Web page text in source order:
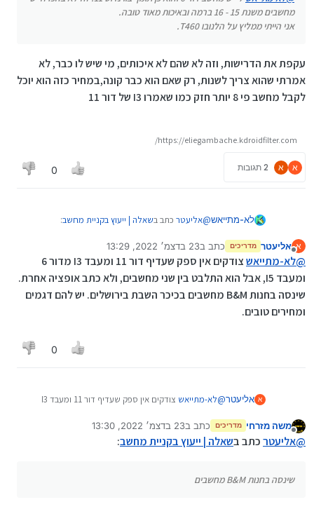
מחשבים משנת 15 - 16 ברמה ובאיכות מאוד טובה.
אני הייתי ממליץ על הלנובו T460.
עקפת את הדרישות, וזה לא שהם לא איכותים, מי שיש לו כבר, לא
אמרתי שהוא צריך לשנות, רק שאם הוא כבר קונה,במחיר כזה הוא יוכל
לקבל מחשב פי 8 יותר חזק כמו שאמרו I3 של דור 11
https://eliegambache.kdroidfilter.com/
א א 2 תגובות 0
לא-מתייאש@אליעטר כתב בשאלה | ייעוץ בקניית מחשב:
@לא-מתייאש
לי יש מחשב דור 6 והוא כן תומך
16 ברמה ובאיכות מאוד טובה.
אני הייתי ממליץ על הלנובו T460.
עקפת את הדרישות, וזה לא שהם לא איכותים, מי שיש
לו כבר, לא אמרתי שהוא צריך לשנות, רק שאם הוא כבר
א
מנותק
אליעטר מדריכים כתב ב23 בדצמ׳ 2022, 13:29
נערך לאחרונה על ידי
@לא-מתייאש
צודקים אין ספק שעדיף דור 11 ומעבד I3 מדור 6
ומעבד I5, אבל הוא התלבט בין שני מחשבים, ולא כתב אופציה אחרת.
שינסה בחנות B&M מחשבים בכיכר השבת בירושלים. יש להם דגמים
ומחירים טובים.
0
א אליעטר@לא-מתייאש
צודקים אין ספק שעדיף דור 11 ומעבד I3
כתב אופציה אחרת. שינסה בחנות B&M מחשבים בכיכר
השבת בירושלים. יש להם דגמים ומחירים טובים.
מנותק
משה מזרחי מדריכים כתב ב23 בדצמ׳ 2022, 13:30
נערך לאחרונה על ידי
@אליעטרכתב בשאלה | ייעוץ בקניית מחשב:
שינסה בחנות B&M מחשבים